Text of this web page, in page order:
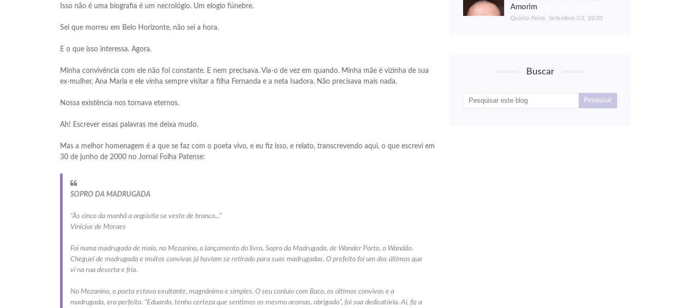
Isso não é uma biografia é um necrológio. Um elogio fúnebre.
Sei que morreu em Belo Horizonte, não sei a hora.
E o que isso interessa. Agora.
Minha convivência com ele não foi constante. E nem precisava. Via-o de vez em quando. Minha mãe é vizinha de sua
ex-mulher, Ana Maria e ele vinha sempre visitar a filha Fernanda e a neta Isadora. Não precisava mais nada.
Nossa existência nos tornava eternos.
Ah! Escrever essas palavras me deixa mudo.
Mas a melhor homenagem é a que se faz com o poeta vivo, e eu fiz isso, e relato, transcrevendo aqui, o que escrevi em
30 de junho de 2000 no Jornal Folha Patense:
SOPRO DA MADRUGADA
“Às cinco da manhã a angústia se veste de branco...”
Vinícius de Moraes
Foi numa madrugada de maio, no Mezanino, o lançamento do livro, Sopro da Madrugada, de Wander Porto, o Wandão.
Cheguei de madrugada e muitos convivas já haviam se retirado para suas madrugadas. O prefeito foi um dos últimos que
vi na rua deserta e fria.
No Mezanino, o poeta estava exultante, magnânimo e simples. O seu conluio com Baco, os últimos convivas e a
madrugada, era perfeito. “Eduardo, tenho certeza que sentimos os mesmo aromas, obrigado”, foi sua dedicatória. Aí, fiz a
Amorim
Quinta-Feira, Setembro 03, 2020
Buscar